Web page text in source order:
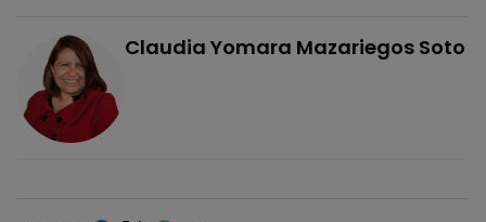
Claudia Yomara Mazariegos Soto